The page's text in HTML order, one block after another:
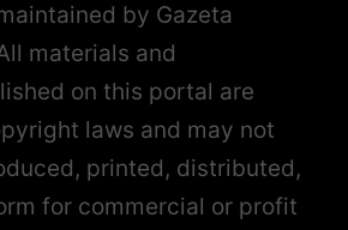
by Gazeta
materials and
on this portal are
laws and may not
printed, distributed,
for commercial or profit